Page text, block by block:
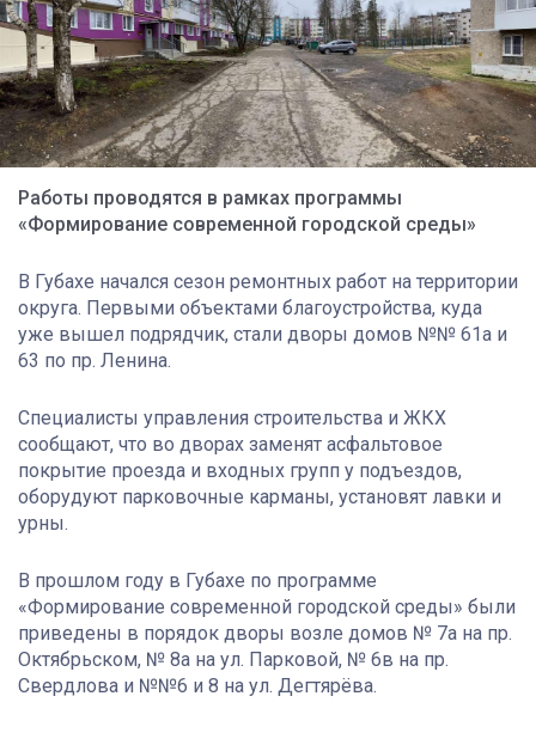
Работы проводятся в рамках программы
«Формирование современной городской среды»
В Губахе начался сезон ремонтных работ на территории
округа. Первыми объектами благоустройства, куда
уже вышел подрядчик, стали дворы домов №№ 61а и
63 по пр. Ленина.
Специалисты управления строительства и ЖКХ
сообщают, что во дворах заменят асфальтовое
покрытие проезда и входных групп у подъездов,
оборудуют парковочные карманы, установят лавки и
урны.
В прошлом году в Губахе по программе
«Формирование современной городской среды» были
приведены в порядок дворы возле домов № 7а на пр.
Октябрьском, № 8а на ул. Парковой, № 6в на пр.
Свердлова и №№6 и 8 на ул. Дегтярёва.